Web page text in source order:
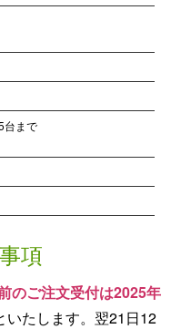
台まで
項
のご注文受付は2025年
いたします。翌21日12